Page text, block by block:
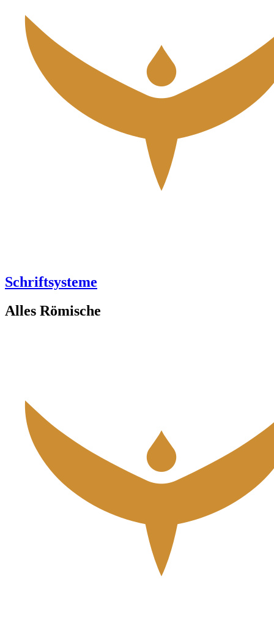
Schriftsysteme
Alles Römische